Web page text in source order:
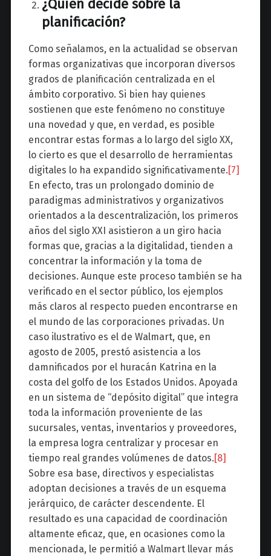
¿Quién decide sobre la
planificación?
Como señalamos, en la actualidad se observan
formas organizativas que incorporan diversos
grados de planificación centralizada en el
ámbito corporativo. Si bien hay quienes
sostienen que este fenómeno no constituye
una novedad y que, en verdad, es posible
encontrar estas formas a lo largo del siglo XX,
lo cierto es que el desarrollo de herramientas
digitales lo ha expandido significativamente. [7]
En efecto, tras un prolongado dominio de
paradigmas administrativos y organizativos
orientados a la descentralización, los primeros
años del siglo XXI asistieron a un giro hacia
formas que, gracias a la digitalidad, tienden a
concentrar la información y la toma de
decisiones. Aunque este proceso también se ha
verificado en el sector público, los ejemplos
más claros al respecto pueden encontrarse en
el mundo de las corporaciones privadas. Un
caso ilustrativo es el de Walmart, que, en
agosto de 2005, prestó asistencia a los
damnificados por el huracán Katrina en la
costa del golfo de los Estados Unidos. Apoyada
en un sistema de “depósito digital” que integra
toda la información proveniente de las
sucursales, ventas, inventarios y proveedores,
la empresa logra centralizar y procesar en
tiempo real grandes volúmenes de datos. [8]
Sobre esa base, directivos y especialistas
adoptan decisiones a través de un esquema
jerárquico, de carácter descendente. El
resultado es una capacidad de coordinación
altamente eficaz, que, en ocasiones como la
mencionada, le permitió a Walmart llevar más